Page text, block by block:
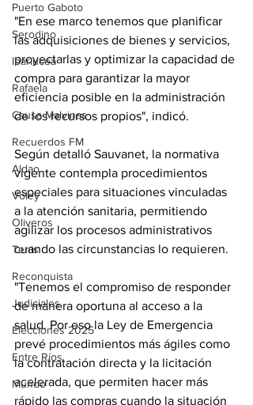
Puerto Gaboto
Serodino
Ibarlucea
Rafaela
Causa Malvinas
Recuerdos FM
Aldao
Voley
Oliveros
Tenis
Reconquista
Judiciales
Elecciones 2025
Entre Ríos
Mundo
"En ese marco tenemos que planificar
las adquisiciones de bienes y servicios,
proyectarlas y optimizar la capacidad de
compra para garantizar la mayor
eficiencia posible en la administración
de los recursos propios", indicó.
Según detalló Sauvanet, la normativa
vigente contempla procedimientos
especiales para situaciones vinculadas
a la atención sanitaria, permitiendo
agilizar los procesos administrativos
cuando las circunstancias lo requieren.
"Tenemos el compromiso de responder
de manera oportuna al acceso a la
salud. Por eso la Ley de Emergencia
prevé procedimientos más ágiles como
la contratación directa y la licitación
acelerada, que permiten hacer más
rápido las compras cuando la situación